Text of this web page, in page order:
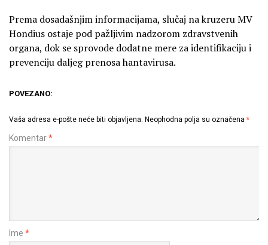
Prema dosadašnjim informacijama, slučaj na kruzeru MV
Hondius ostaje pod pažljivim nadzorom zdravstvenih
organa, dok se sprovode dodatne mere za identifikaciju i
prevenciju daljeg prenosa hantavirusa.
POVEZANO:
Vaša adresa e-pošte neće biti objavljena. Neophodna polja su označena *
Komentar*
Ime *